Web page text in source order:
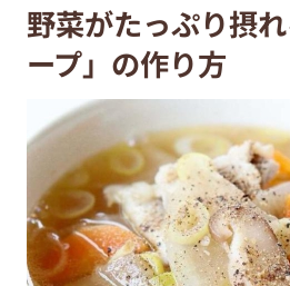
野菜がたっぷり摂
ープ」の作り方